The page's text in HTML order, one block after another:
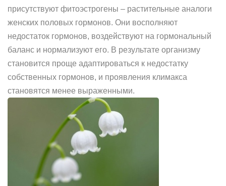
присутствуют фитоэстрогены – растительные аналоги
женских половых гормонов. Они восполняют
недостаток гормонов, воздействуют на гормональный
баланс и нормализуют его. В результате организму
становится проще адаптироваться к недостатку
собственных гормонов, и проявления климакса
становятся менее выраженными.